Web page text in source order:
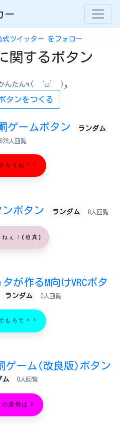
ー
式ツイッター をフォロー
関するボタン
ログイン不要でかんたん٩( ‘ω’ )و
タンをつくる
ゲームボタン ランダム
人回覧
ろうね＾＾
ボタン ランダム 0人回覧
ねぇ！(迫真)
が作るM向けVRCボタ
ランダム 0人回覧
もろて＾＾
ゲーム(改良版)ボタン
ム 0人回覧
運勢は？